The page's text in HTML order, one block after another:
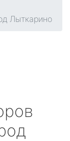
Лыткарино